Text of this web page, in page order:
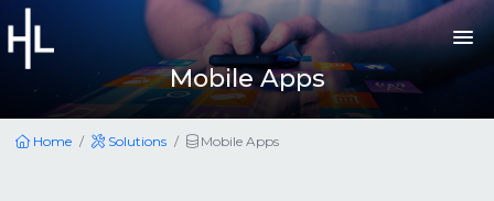
Mobile Apps
Home Solutions Mobile Apps